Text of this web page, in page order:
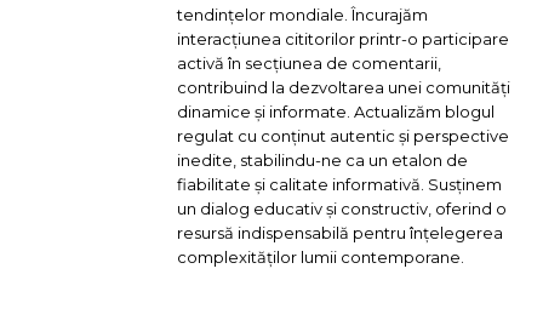
tendințelor mondiale. Încurajăm
interacțiunea cititorilor printr-o participare
activă în secțiunea de comentarii,
contribuind la dezvoltarea unei comunități
dinamice și informate. Actualizăm blogul
regulat cu conținut autentic și perspective
inedite, stabilindu-ne ca un etalon de
fiabilitate și calitate informativă. Susținem
un dialog educativ și constructiv, oferind o
resursă indispensabilă pentru înțelegerea
complexităților lumii contemporane.